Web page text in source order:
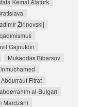
Kemal Atatürk
Žirinovskij
qádímismus
Gajnutdin
Mukaddas Bibarsov
Abdurrauf Fitrat
al-Bulgarí
Mardžání